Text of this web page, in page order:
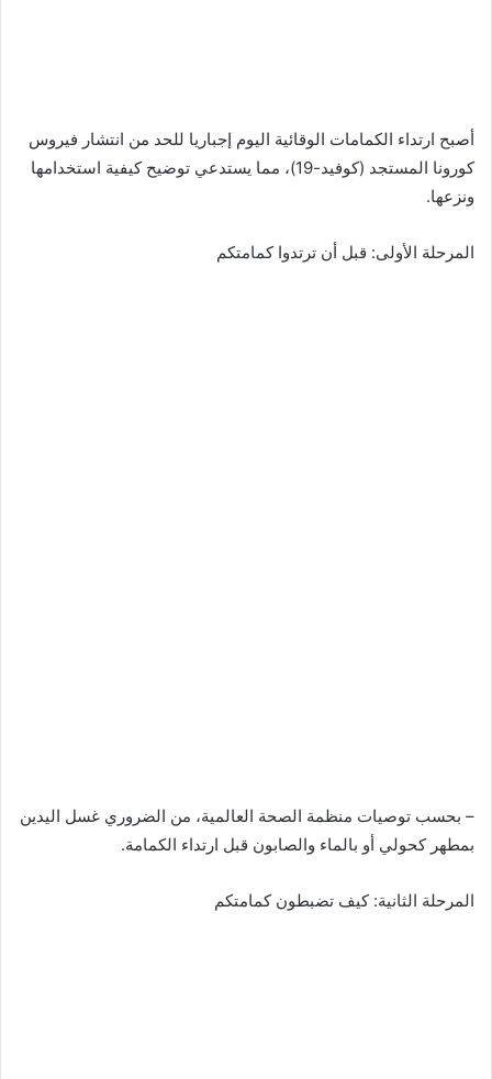
أصبح ارتداء الكمامات الوقائية اليوم إجباريا للحد من انتشار فيروس
كورونا المستجد (كوفيد-19)، مما يستدعي توضيح كيفية استخدامها
ونزعها.
المرحلة الأولى: قبل أن ترتدوا كمامتكم
– بحسب توصيات منظمة الصحة العالمية، من الضروري غسل اليدين
بمطهر كحولي أو بالماء والصابون قبل ارتداء الكمامة.
المرحلة الثانية: كيف تضبطون كمامتكم